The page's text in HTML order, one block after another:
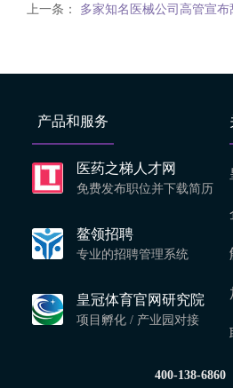
上一条： 多家知名医械公司高管宣布
产品和服务
医药之梯人才网
免费发布职位并下载简历
鳌领招聘
专业的招聘管理系统
皇冠体育官网研究院
项目孵化 / 产业园对接
400-138-6860